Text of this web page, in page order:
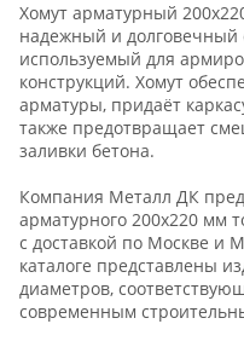
Хомут арматурный
надежный и долговечный
используемый для
конструкций. Хомут
арматуры, придаёт
также предотвращает
заливки бетона.
Компания Металл ДК
арматурного 200х220 мм
с доставкой по Москве и
каталоге представлены
диаметров,
современным